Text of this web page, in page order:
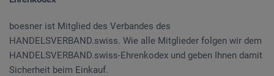
boesner ist Mitglied des Verbandes des
HANDELSVERBAND.swiss. Wie alle Mitglieder folgen wir dem
HANDELSVERBAND.swiss-Ehrenkodex und geben Ihnen damit
Sicherheit beim Einkauf.